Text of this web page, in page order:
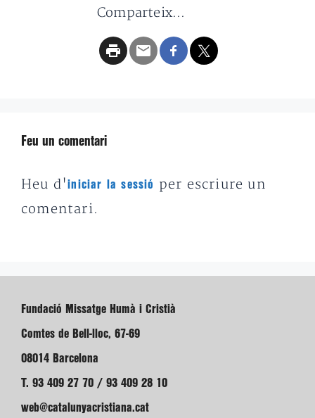
Comparteix...
Feu un comentari
Heu d'iniciar la sessió
per escriure un
comentari.
Fundació Missatge Humà i Cristià
Comtes de Bell-lloc, 67-69
08014 Barcelona
T. 93 409 27 70 / 93 409 28 10
web@catalunyacristiana.cat